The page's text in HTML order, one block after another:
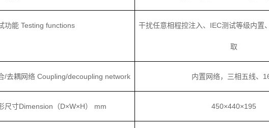
功能 Testing functions 干扰任意相程控注入、IEC测试等级内置
取
/去耦网络 Coupling/decoupling network 内置网络，三相五线、
尺寸Dimension（D×W×H） mm 450×440×195